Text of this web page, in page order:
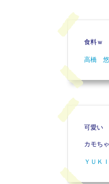
食料ｗ
高橋 悠
可愛い
カモち
ＹＵＫ